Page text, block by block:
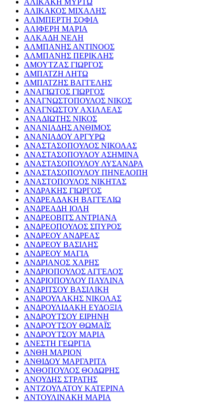
ΑΛΙΚΑΚΗ ΜΥΡΤΩ
ΑΛΙΚΑΚΟΣ ΜΙΧΑΛΗΣ
ΑΛΙΜΠΕΡΤΗ ΣΟΦΙΑ
ΑΛΙΦΕΡΗ ΜΑΡΙΑ
ΑΛΚΑΔΗ ΝΕΛΗ
ΑΛΜΠΑΝΗΣ ΑΝΤΙΝΟΟΣ
ΑΛΜΠΑΝΗΣ ΠΕΡΙΚΛΗΣ
ΑΜΟΥΤΖΑΣ ΓΙΩΡΓΟΣ
ΑΜΠΑΤΖΗ ΛΗΤΩ
ΑΜΠΑΤΖΗΣ ΒΑΓΓΕΛΗΣ
ΑΝΑΓΙΩΤΟΣ ΓΙΩΡΓΟΣ
ΑΝΑΓΝΩΣΤΟΠΟΥΛΟΣ ΝΙΚΟΣ
ΑΝΑΓΝΩΣΤΟΥ ΑΧΙΛΛΕΑΣ
ΑΝΑΔΙΩΤΗΣ ΝΙΚΟΣ
ΑΝΑΝΙΑΔΗΣ ΑΝΘΙΜΟΣ
ΑΝΑΝΙΑΔΟΥ ΑΡΓΥΡΩ
ΑΝΑΣΤΑΣΟΠΟΥΛΟΣ ΝΙΚΟΛΑΣ
ΑΝΑΣΤΑΣΟΠΟΥΛΟΥ ΑΣΗΜΙΝΑ
ΑΝΑΣΤΑΣΟΠΟΥΛΟΥ ΛΥΣΑΝΔΡΑ
ΑΝΑΣΤΑΣΟΠΟΥΛΟΥ ΠΗΝΕΛΟΠΗ
ΑΝΑΣΤΟΠΟΥΛΟΣ ΝΙΚΗΤΑΣ
ΑΝΔΡΑΚΗΣ ΓΙΩΡΓΟΣ
ΑΝΔΡΕΑΔΑΚΗ ΒΑΓΓΕΛΙΩ
ΑΝΔΡΕΑΔΗ ΙΟΛΗ
ΑΝΔΡΕΟΒΙΤΣ ΑΝΤΡΙΑΝΑ
ΑΝΔΡΕΟΠΟΥΛΟΣ ΣΠΥΡΟΣ
ΑΝΔΡΕΟΥ ΑΝΔΡΕΑΣ
ΑΝΔΡΕΟΥ ΒΑΣΙΛΗΣ
ΑΝΔΡΕΟΥ ΜΑΓΙΑ
ΑΝΔΡΙΑΝΟΣ ΧΑΡΗΣ
ΑΝΔΡΙΟΠΟΥΛΟΣ ΑΓΓΕΛΟΣ
ΑΝΔΡΙΟΠΟΥΛΟΥ ΠΑΥΛΙΝΑ
ΑΝΔΡΙΤΣΟΥ ΒΑΣΙΛΙΚΗ
ΑΝΔΡΟΥΛΑΚΗΣ ΝΙΚΟΛΑΣ
ΑΝΔΡΟΥΛΙΔΑΚΗ ΕΥΔΟΞΙΑ
ΑΝΔΡΟΥΤΣΟΥ ΕΙΡΗΝΗ
ΑΝΔΡΟΥΤΣΟΥ ΘΩΜΑΪΣ
ΑΝΔΡΟΥΤΣΟΥ ΜΑΡΙΑ
ΑΝΕΣΤΗ ΓΕΩΡΓΙΑ
ΑΝΘΗ ΜΑΡΙΟΝ
ΑΝΘΙΔΟΥ ΜΑΡΓΑΡΙΤΑ
ΑΝΘΟΠΟΥΛΟΣ ΘΟΔΩΡΗΣ
ΑΝΟΥΔΗΣ ΣΤΡΑΤΗΣ
ΑΝΤΖΟΥΛΑΤΟΥ ΚΑΤΕΡΙΝΑ
ΑΝΤΟΥΛΙΝΑΚΗ ΜΑΡΙΑ